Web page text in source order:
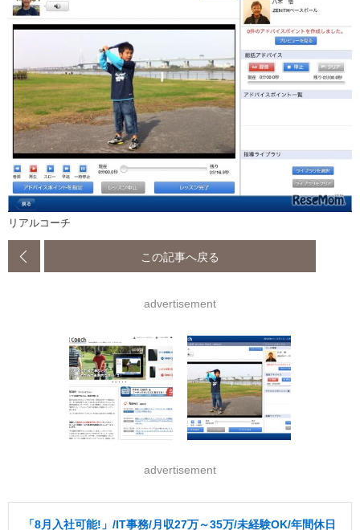
リアルコーチ
この記事へ戻る
advertisement
advertisement
「8月入社可能!」/IT事務/月収27万～35万/未経験OK/年間休日